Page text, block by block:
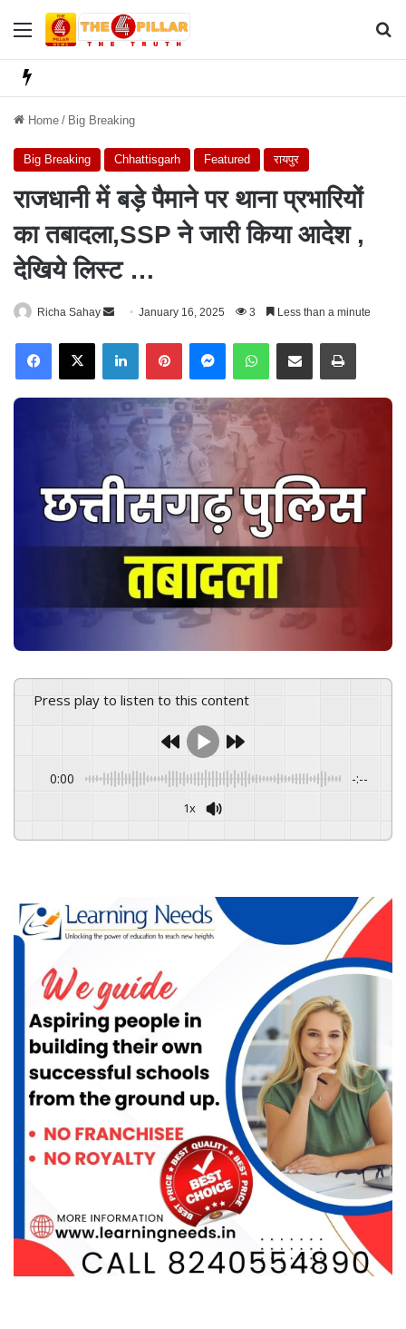
Menu
Home / Big Breaking
Big Breaking Chhattisgarh Featured रायपुर
राजधानी में बड़े पैमाने पर थाना प्रभारियों
का तबादला,SSP ने जारी किया आदेश ,
देखिये लिस्ट …
Richa Sahay
n
d
a
a
January 16, 2025 3 Less than a minute
X
Press play to listen to this content
0:00 -:--
1x